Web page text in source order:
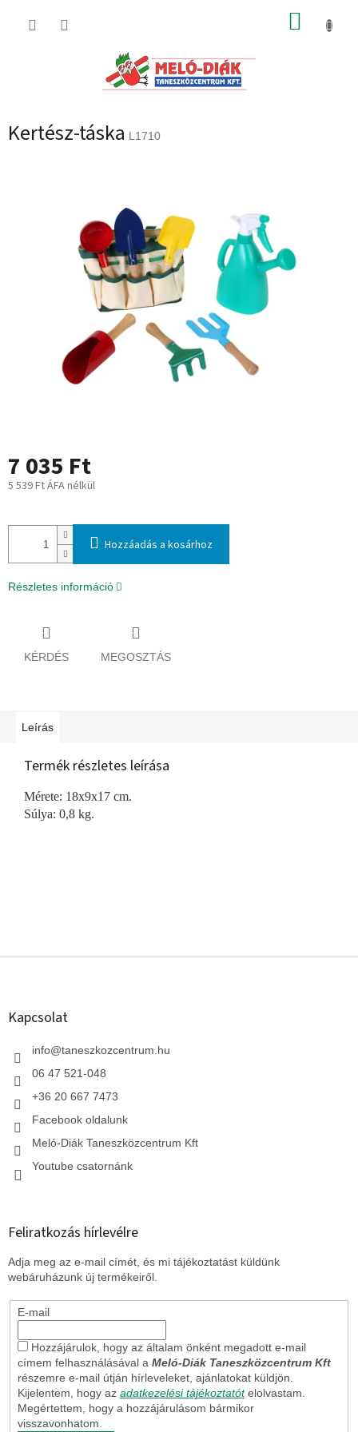
KOSÁR
Kertész-táska L1710
7 035 Ft
5 539 Ft ÁFA nélkül
Hozzáadás a kosárhoz
Részletes információ
KÉRDÉS MEGOSZTÁS
Leírás
Termék részletes leírása
Mérete: 18x9x17 cm.
Súlya: 0,8 kg.
L
Kapcsolat
info@taneszkozcentrum.hu
06 47 521-048
+36 20 667 7473
Facebook oldalunk
Meló-Diák Taneszközcentrum Kft
Youtube csatornánk
Feliratkozás hírlevélre
Adja meg az e-mail címét, és mi tájékoztatást küldünk
webáruházunk új termékeiről.
E-mail
Hozzájárulok, hogy az általam önként megadott e-mail
címem felhasználásával a Meló-Diák Taneszközcentrum Kft
részemre e-mail útján hírleveleket, ajánlatokat küldjön.
Kijelentem, hogy az adatkezelési tájékoztatót elolvastam.
Megértettem, hogy a hozzájárulásom bármikor
visszavonhatom.